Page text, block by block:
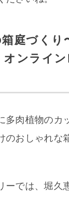
箱庭づくり
オンライ
多肉植物のカ
のおしゃれな
ーでは、堀久